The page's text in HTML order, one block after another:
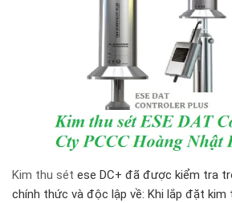
Kim thu sét ese DC+ đã được kiểm tra
chính thức và độc lập về: Khi lắp đặt kim